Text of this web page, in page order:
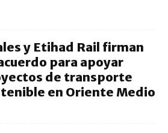
y Etihad Rail firman
para apoyar
de transporte
en Oriente Medio